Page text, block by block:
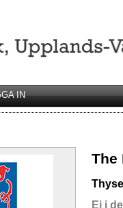
IN
The
Ej i